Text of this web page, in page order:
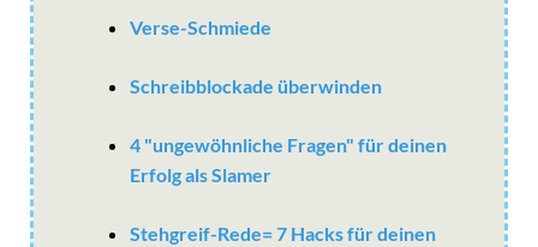
Verse-Schmiede
Schreibblockade überwinden
4 "ungewöhnliche Fragen" für deinen
Erfolg als Slamer
Stehgreif-Rede= 7 Hacks für deinen